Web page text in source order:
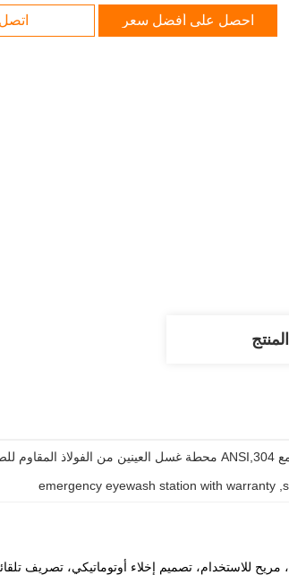
احصل على أفضل سعر
,
emergency eyewash station with warranty
للاستخدام، تصميم إخلاء أوتوماتيكي، تصريف